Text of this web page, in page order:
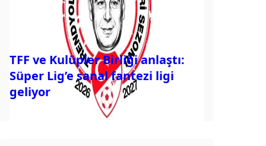
TFF ve Kulüpler Birliği anlaştı:
Süper Lig’e sanal fantezi ligi
geliyor